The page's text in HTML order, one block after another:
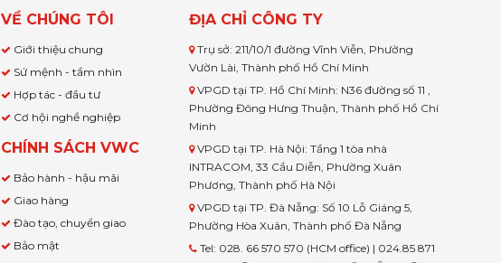
VỀ CHÚNG TÔI
Giới thiệu chung
Sứ mệnh - tầm nhìn
Hợp tác - đầu tư
Cơ hội nghề nghiệp
CHÍNH SÁCH VWC
Bảo hành - hậu mãi
Giao hàng
Đào tạo, chuyển giao
Bảo mật
ĐỊA CHỈ CÔNG TY
Trụ sở: 211/10/1 đường Vĩnh Viễn, Phường
Vườn Lài, Thành phố Hồ Chí Minh
VPGD tại TP. Hồ Chí Minh: N36 đường số 11 ,
Phường Đông Hưng Thuận, Thành phố Hồ Chí
Minh
VPGD tại TP. Hà Nội: Tầng 1 tòa nhà
INTRACOM, 33 Cầu Diễn, Phường Xuân
Phương, Thành phố Hà Nội
VPGD tại TP. Đà Nẵng: Số 10 Lỗ Giáng 5,
Phường Hòa Xuân, Thành phố Đà Nẵng
Tel: 028. 66 570 570 (HCM office) | 024.85 871